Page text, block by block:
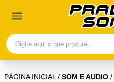
PÁGINA INICIAL/ SOM E AUDIO /